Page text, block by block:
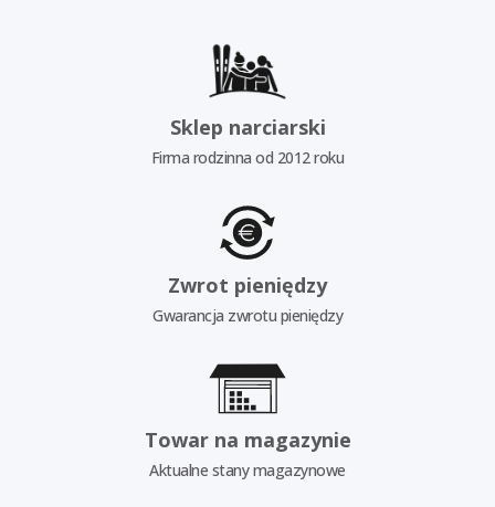
Sklep narciarski
Firma rodzinna od 2012 roku
Zwrot pieniędzy
Gwarancja zwrotu pieniędzy
Towar na magazynie
Aktualne stany magazynowe